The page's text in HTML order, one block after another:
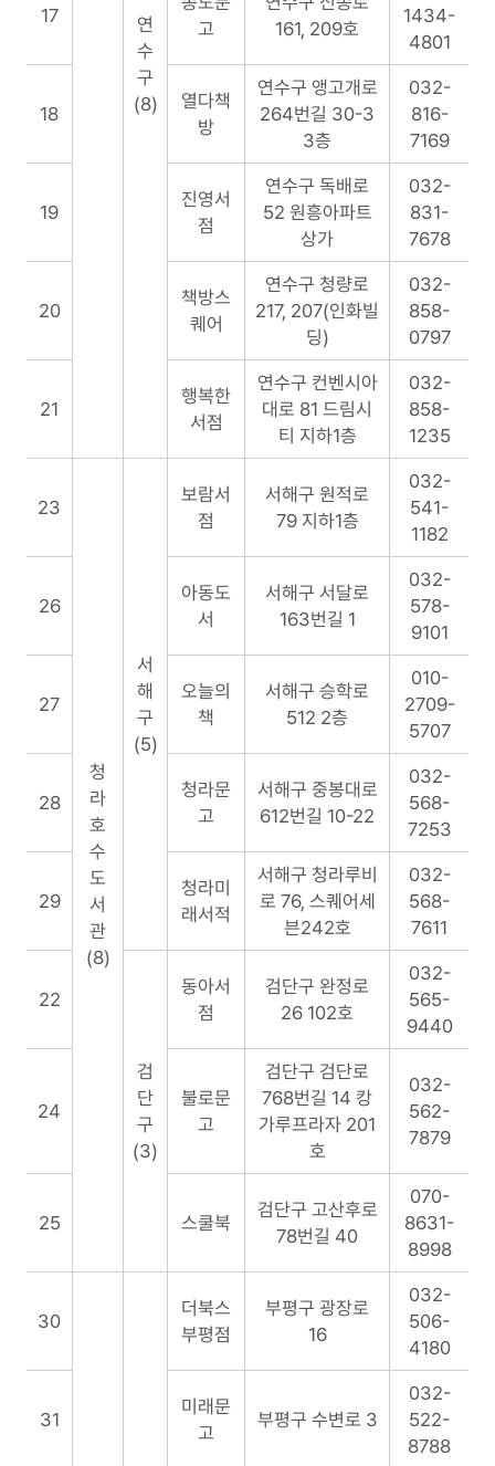
연
수
구
(8)
17
고
161, 209호
1434-
4801
18
열다책
방
연수구 앵고개로
264번길 30-3
3층
032-
816-
7169
19
진영서
점
연수구 독배로
52 원흥아파트
상가
032-
831-
7678
20
책방스
퀘어
연수구 청량로
217, 207(인화빌
딩)
032-
858-
0797
21
행복한
서점
연수구 컨벤시아
대로 81 드림시
티 지하1층
032-
858-
1235
23
청
라
호
수
도
서
관
(8)
서
해
구
(5)
보람서
점
서해구 원적로
79 지하1층
032-
541-
1182
26
아동도
서
서해구 서달로
163번길 1
032-
578-
9101
27
오늘의
책
서해구 승학로
512 2층
010-
2709-
5707
28
청라문
고
서해구 중봉대로
612번길 10-22
032-
568-
7253
29
청라미
래서적
서해구 청라루비
로 76, 스퀘어세
븐242호
032-
568-
7611
22
검
단
구
(3)
동아서
점
검단구 완정로
26 102호
032-
565-
9440
24
불로문
고
검단구 검단로
768번길 14 캉
가루프라자 201
호
032-
562-
7879
25 스쿨북
검단구 고산후로
78번길 40
070-
8631-
8998
30
더북스
부평점
부평구 광장로
16
032-
506-
4180
31
미래문
고
부평구 수변로 3
032-
522-
8788